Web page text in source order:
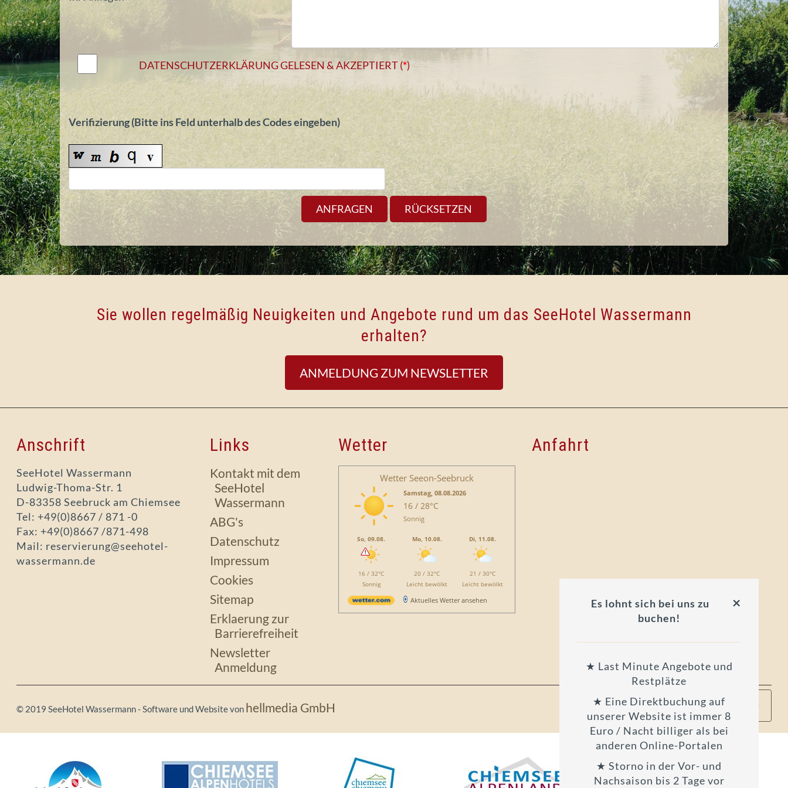
×
Es lohnt sich bei uns zu
buchen!
★ Last Minute Angebote und
Restplätze
★ Eine Direktbuchung auf
unserer Website ist immer 8
Euro / Nacht billiger als bei
anderen Online-Portalen
★ Storno in der Vor- und
Nachsaison bis 2 Tage vor
DATENSCHUTZERKLÄRUNG GELESEN & AKZEPTIERT (*)
Verifizierung (Bitte ins Feld unterhalb des Codes eingeben)
Sie wollen regelmäßig Neuigkeiten und Angebote rund um das SeeHotel Wassermann
erhalten?
ANMELDUNG ZUM NEWSLETTER
Anschrift
SeeHotel Wassermann
Ludwig-Thoma-Str. 1
D-83358 Seebruck am Chiemsee
Tel: +49(0)8667 / 871 -0
Fax: +49(0)8667 /871-498
Mail: reservierung@seehotel-
wassermann.de
Links
Kontakt mit dem
SeeHotel
Wassermann
ABG's
Datenschutz
Impressum
Cookies
Sitemap
Erklaerung zur
Barrierefreiheit
Newsletter
Anmeldung
Wetter
Wetter Seeon-Seebruck
Samstag, 08.08.2026
16 / 28°C
Sonnig
So, 09.08.
16 / 32°C
Sonnig
Mo, 10.08.
20 / 32°C
Leicht bewölkt
Di, 11.08.
21 / 30°C
Leicht bewölkt
Aktuelles Wetter ansehen
Anfahrt
© 2019 SeeHotel Wassermann - Software und Website von hellmedia GmbH